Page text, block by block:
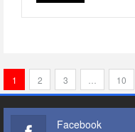
1 2 3 10
Facebook